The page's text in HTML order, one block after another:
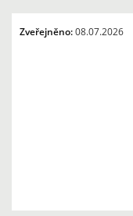
Zveřejněno:08.07.2026